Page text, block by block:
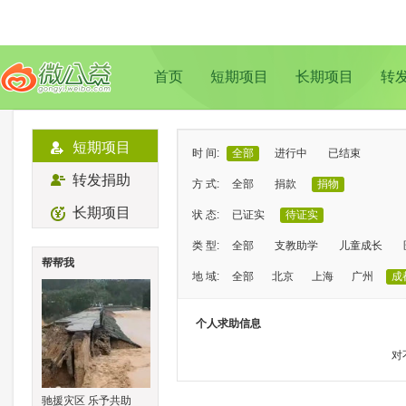
首页 短期项目 长期项目 转
短期项目
转发捐助
长期项目
帮帮我
驰援灾区 乐予共助
时 间: 全部 进行中 已结束
方 式: 全部 捐款 捐物
状 态: 已证实 待证实
类 型: 全部 支教助学 儿童成长
地 域: 全部 北京 上海 广州 成
个人求助信息
对